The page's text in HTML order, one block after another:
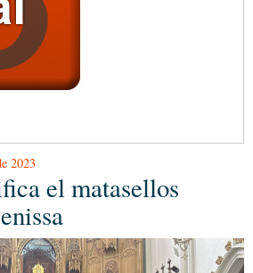
2023
el matasellos